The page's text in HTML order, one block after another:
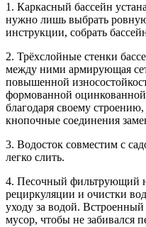
1. Каркасный бассейн
нужно лишь выбрать
инструкции, собрать
2. Трёхслойные стенки
между ними армирующая
повышенной
формованной
благодаря своему
кнопочные соединения
3. Водосток совместим с
легко слить.
4. Песочный фильтрующий
рециркуляции и очистки
уходу за водой.
мусор, чтобы не забивался